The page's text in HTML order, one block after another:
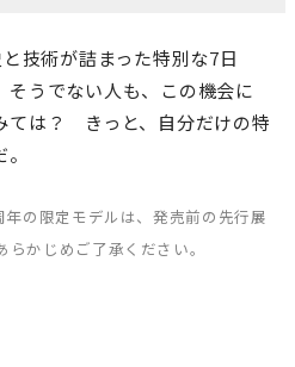
技術が詰まった特別な7日
うでない人も、この機会に
ては？ きっと、自分だけの特
の限定モデルは、発売前の先行展
かじめご了承ください。